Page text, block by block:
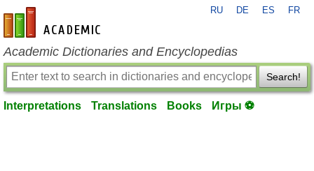
en-academic.com
RU DE ES FR
Academic Dictionaries and Encyclopedias
Search!
Interpretations Translations Books Игры ⚽